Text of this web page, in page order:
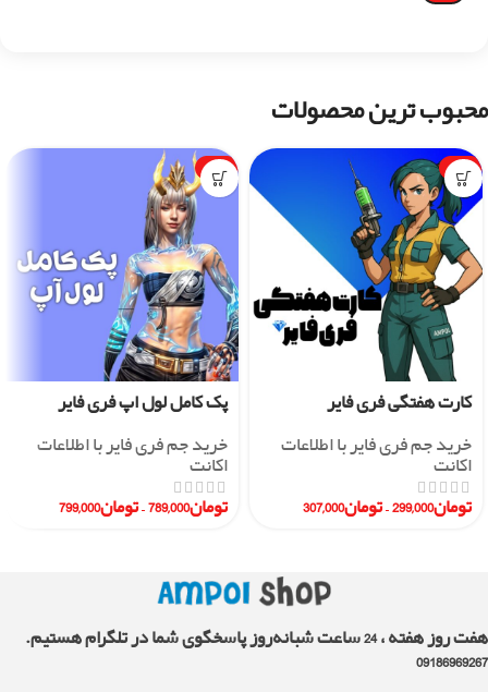
محبوب ترین محصولات
-7%
کارت هفتگی فری فایر
خرید جم فری فایر با اطلاعات
اکانت
تومان299,000
–تومان307,000
-1%
پک کامل لول اپ فری فایر
خرید جم فری فایر با اطلاعات
اکانت
تومان789,000
–تومان799,000
هفت روز هفته ، 24 ساعت شبانه‌روز پاسخگوی شما در تلگرام هستیم.
09186969267